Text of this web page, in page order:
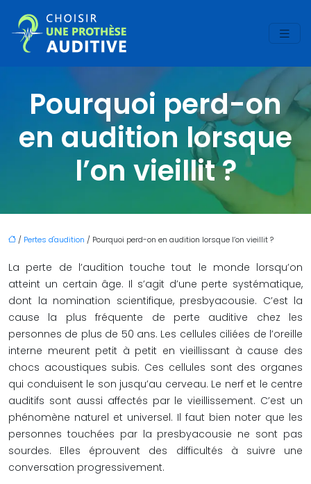
Pourquoi perd-on
en audition lorsque
l’on vieillit ?
/ Pertes d'audition / Pourquoi perd-on en audition lorsque l’on vieillit ?
La perte de l’audition touche tout le monde lorsqu’on
atteint un certain âge. Il s’agit d’une perte systématique,
dont la nomination scientifique, presbyacousie. C’est la
cause la plus fréquente de perte auditive chez les
personnes de plus de 50 ans. Les cellules ciliées de l’oreille
interne meurent petit à petit en vieillissant à cause des
chocs acoustiques subis. Ces cellules sont des organes
qui conduisent le son jusqu’au cerveau. Le nerf et le centre
auditifs sont aussi affectés par le vieillissement. C’est un
phénomène naturel et universel. Il faut bien noter que les
personnes touchées par la presbyacousie ne sont pas
sourdes. Elles éprouvent des difficultés à suivre une
conversation progressivement.